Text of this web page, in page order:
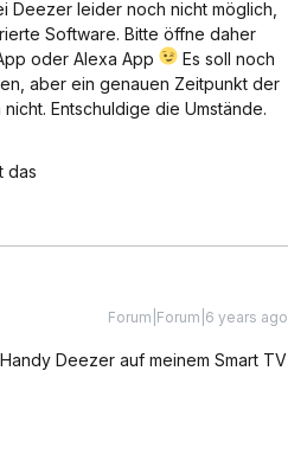
Deezer leider noch nicht möglich,
Software. Bitte öffne daher
oder Alexa App
Es soll noch
aber ein genauen Zeitpunkt der
Entschuldige die Umstände.
das
Forum|Forum|6 years ago
Deezer auf meinem Smart TV